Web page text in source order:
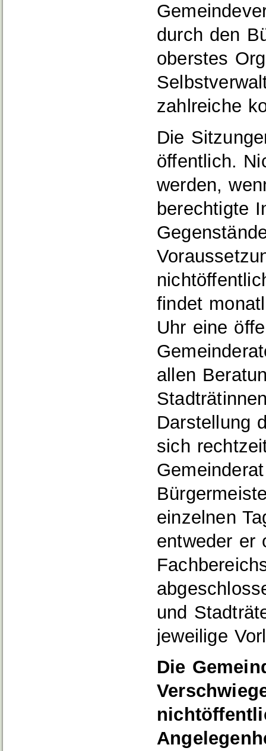
durch den
oberstes
zahlreiche
Die
öffentlich.
werden,
berechtigte
findet
Uhr eine
allen
Darstellung
sich
einzelnen
entweder er
und
jeweilige
Die